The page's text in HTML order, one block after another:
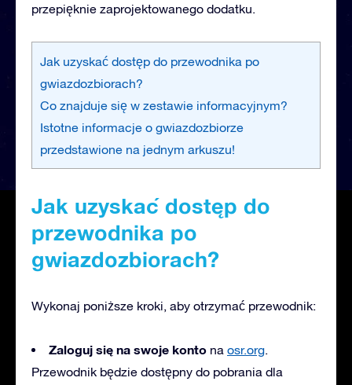
przepięknie zaprojektowanego dodatku.
Jak uzyskać dostęp do przewodnika po
gwiazdozbiorach?
Co znajduje się w zestawie informacyjnym?
Istotne informacje o gwiazdozbiorze
przedstawione na jednym arkuszu!
Jak uzyskać dostęp do
przewodnika po
gwiazdozbiorach?
Wykonaj poniższe kroki, aby otrzymać przewodnik:
Zaloguj się na swoje konto na osr.org.
Przewodnik będzie dostępny do pobrania dla